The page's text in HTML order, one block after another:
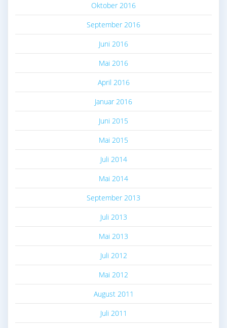
Oktober 2016
September 2016
Juni 2016
Mai 2016
April 2016
Januar 2016
Juni 2015
Mai 2015
Juli 2014
Mai 2014
September 2013
Juli 2013
Mai 2013
Juli 2012
Mai 2012
August 2011
Juli 2011